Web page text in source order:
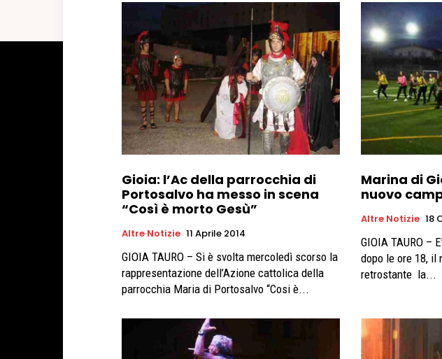
Gioia: l’Ac della parrocchia di
Portosalvo ha messo in scena
“Così è morto Gesù”
Altre Notizie 11 Aprile 2014
GIOIA TAURO – Si è svolta mercoledì scorso la
rappresentazione dell’Azione cattolica della
parrocchia Maria di Portosalvo “Cosi è...
Marina di
nuovo
Altre Notizie 18
GIOIA TAURO –
dopo le ore 18, il
retrostante la...